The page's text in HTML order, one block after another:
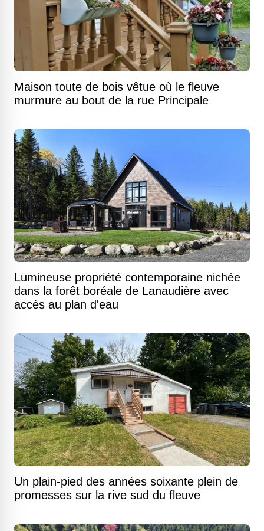
Maison toute de bois vêtue où le fleuve
murmure au bout de la rue Principale
Lumineuse propriété contemporaine nichée
dans la forêt boréale de Lanaudière avec
accès au plan d'eau
Un plain-pied des années soixante plein de
promesses sur la rive sud du fleuve